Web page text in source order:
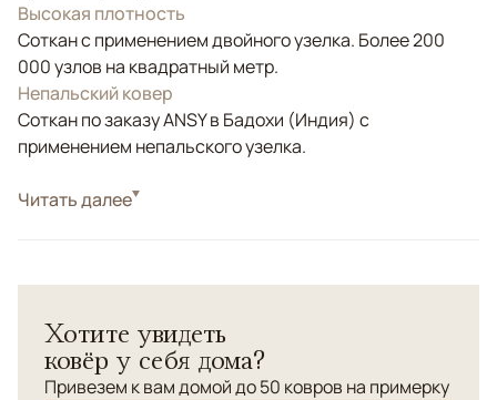
Высокая плотность
Соткан с применением двойного узелка. Более 200
000 узлов на квадратный метр.
Непальский ковер
Соткан по заказу ANSY в Бадохи (Индия) с
применением непальского узелка.
СтильСовременные
бамбукового шелка в тандеме со сдержанным
нейтральным фоном.
Читать далее
Хотите увидеть
ковёр у себя дома?
Привезем к вам домой до 50 ковров на примерку